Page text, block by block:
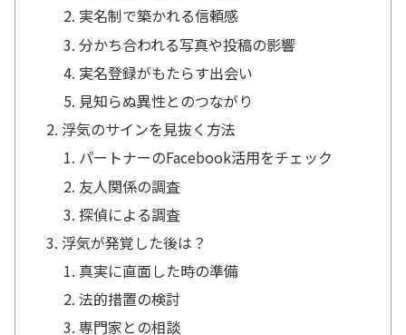
実名制で築かれる信頼感
分かち合われる写真や投稿の影響
実名登録がもたらす出会い
見知らぬ異性とのつながり
浮気のサインを見抜く方法
パートナーのFacebook活用をチェック
友人関係の調査
探偵による調査
浮気が発覚した後は？
真実に直面した時の準備
法的措置の検討
専門家との相談